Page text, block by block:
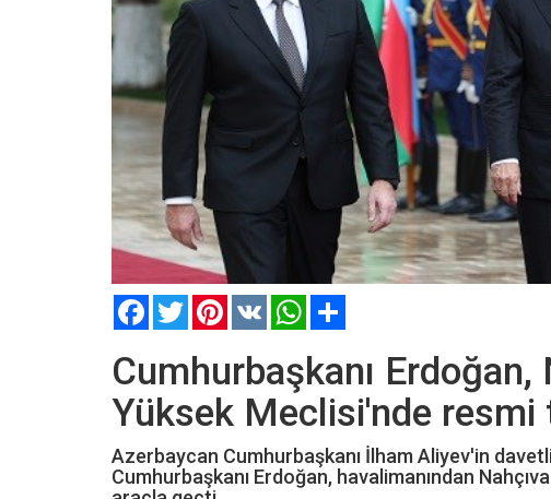
FacebookTwitterPinterest
VK WhatsApp
Cumhurbaşkanı
Yüksek Meclisi'nde resmi
Azerbaycan Cumhurbaşkanı İlham Aliyev'in
Cumhurbaşkanı Erdoğan, havalimanından